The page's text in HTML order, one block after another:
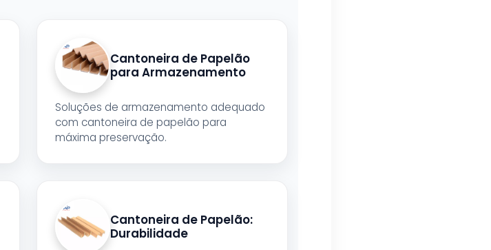
Cantoneira de Papelão
para Armazenamento
Soluções de armazenamento adequado
com cantoneira de papelão para
máxima preservação.
Cantoneira de Papelão:
Durabilidade